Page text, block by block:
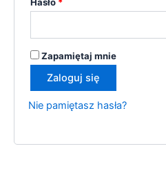
Hasło *
Zapamiętaj mnie
Zaloguj się
Nie pamiętasz hasła?